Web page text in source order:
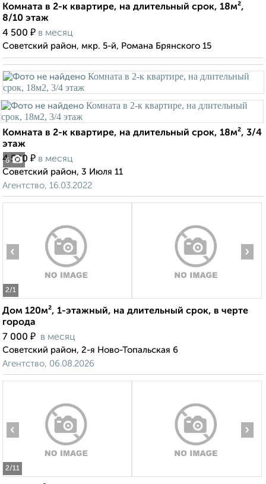
Комната в 2-к квартире, на длительный срок, 18м²,
8/10 этаж
4 500 ₽ в месяц
Советский район, мкр. 5-й, Романа Брянского 15
6
Комната в 2-к квартире, на длительный срок, 18м², 3/4
этаж
4 500 ₽ в месяц
Советский район, 3 Июля 11
Агентство, 16.03.2022
2/1
‹ ›
Дом 120м², 1-этажный, на длительный срок, в черте
города
7 000 ₽ в месяц
Советский район, 2-я Ново-Топальская 6
Агентство, 06.08.2026
2/11
‹ ›